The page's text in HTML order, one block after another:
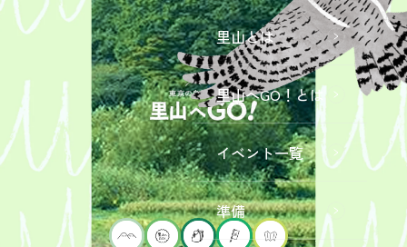
里山とは
里山へGO！とは
イベント一覧
準備